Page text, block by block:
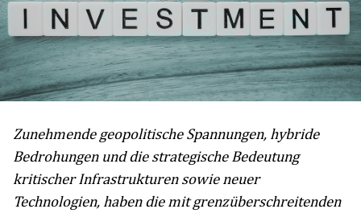
Zunehmende geopolitische Spannungen, hybride
Bedrohungen und die strategische Bedeutung
kritischer Infrastrukturen sowie neuer
Technologien, haben die mit grenzüberschreitenden